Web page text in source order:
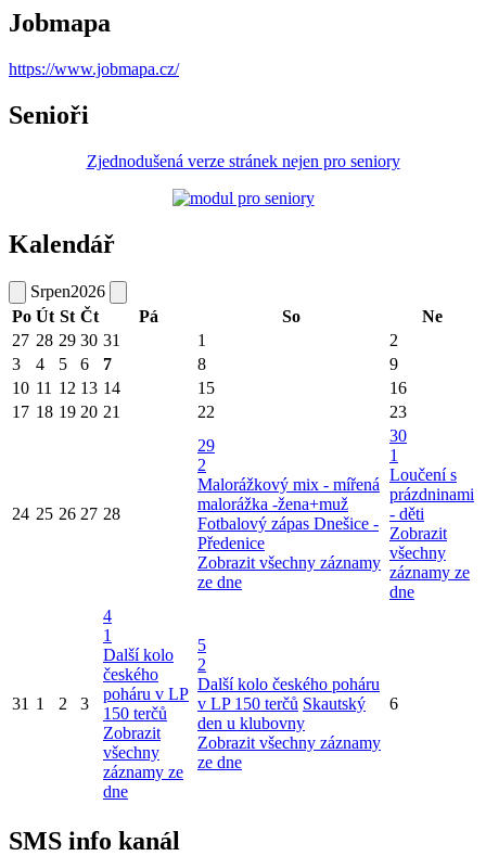
Jobmapa
https://www.jobmapa.cz/
Senioři
Zjednodušená verze stránek nejen pro seniory
Kalendář
Srpen2026
Po Út St Čt Pá So
Ne
27 28 29 30 31 1
2
3
4 5 6 7 8
9
10 11 12 13 14 15
16
17 18 19 20 21 22 23
24 25 26 27 28
29
2
Malorážkový mix - mířená
malorážka -žena+muž
Fotbalový zápas Dnešice -
Předenice
Zobrazit všechny záznamy
ze dne
30
1
Loučení s
prázdninami
- děti
Zobrazit
všechny
záznamy ze
dne
31 1 2 3
4
1
Další kolo
českého
poháru v LP
150 terčů
Zobrazit
všechny
záznamy ze
dne
5
2
Další kolo českého poháru
v LP 150 terčů Skautský
den u klubovny
Zobrazit všechny záznamy
ze dne
6
SMS info kanál